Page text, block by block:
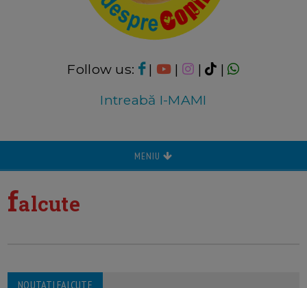
Follow us: | | |
|
Intreabă I-MAMI
MENIU
falcute
NOUTATI FALCUTE